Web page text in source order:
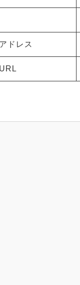
ドレス